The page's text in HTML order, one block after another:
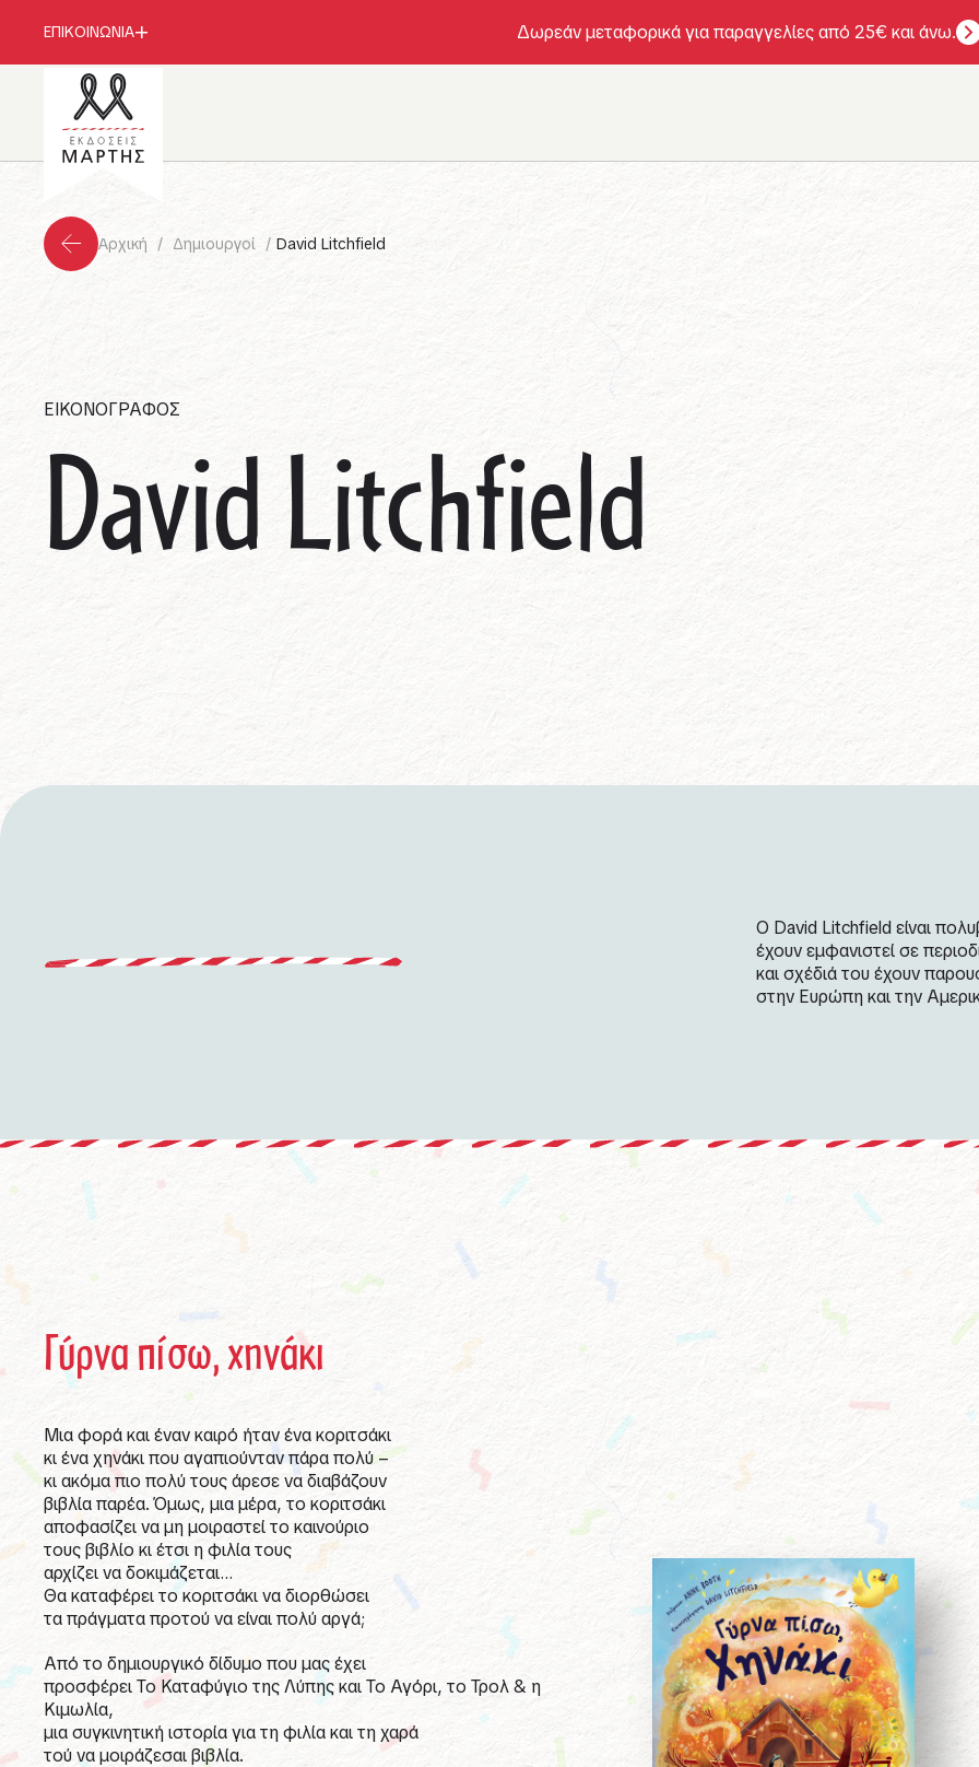
ΕΠΙΚΟΙΝΩΝΙΑ Δωρεάν μεταφορικά για παραγγελίες από 25€ και άνω.
Αρχική Δημιουργοί David Litchfield
ΕΙΚΟΝΟΓΡΑΦΟΣ
David Litchfield
Ο David Litchfield είναι
έχουν εμφανιστεί σε
και σχέδιά του έχουν
στην Ευρώπη και την
Γύρνα πίσω, χηνάκι
Μια φορά και έναν καιρό ήταν ένα κοριτσάκι
κι ένα χηνάκι που αγαπιούνταν πάρα πολύ –
κι ακόμα πιο πολύ τους άρεσε να διαβάζουν
βιβλία παρέα. Όμως, μια μέρα, το κοριτσάκι
αποφασίζει να μη μοιραστεί το καινούριο
τους βιβλίο κι έτσι η φιλία τους
αρχίζει να δοκιμάζεται…
Θα καταφέρει το κοριτσάκι να διορθώσει
τα πράγματα προτού να είναι πολύ αργά;
Από το δημιουργικό δίδυμο που μας έχει
προσφέρει Το Καταφύγιο της Λύπης και Το Αγόρι, το Τρολ & η
Κιμωλία,
μια συγκινητική ιστορία για τη φιλία και τη χαρά
τού να μοιράζεσαι βιβλία.